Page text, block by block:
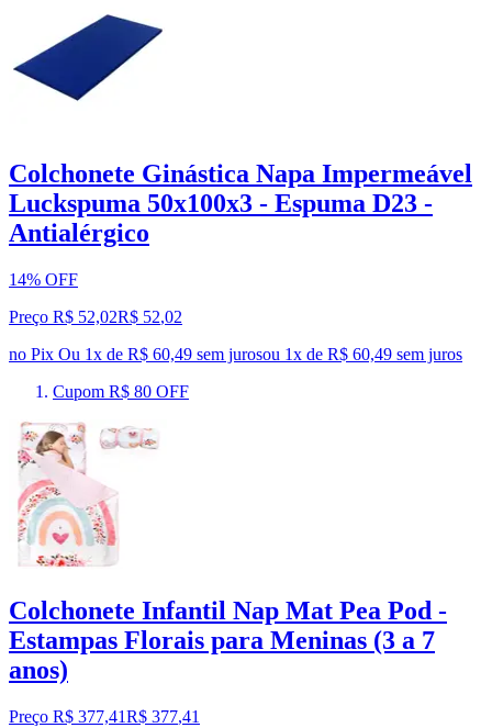
Colchonete Ginástica Napa Impermeável
Luckspuma 50x100x3 - Espuma D23 -
Antialérgico
14% OFF
Preço R$ 52,02R$ 52,02
no Pix Ou 1x de R$ 60,49 sem jurosou 1x de R$ 60,49 sem juros
Cupom R$ 80 OFF
Colchonete Infantil Nap Mat Pea Pod -
Estampas Florais para Meninas (3 a 7
anos)
Preço R$ 377,41R$ 377,41